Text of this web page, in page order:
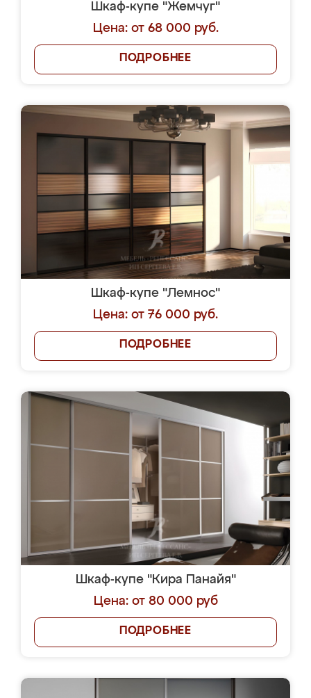
Шкаф-купе "Жемчуг"
Цена: от 68 000 руб.
ПОДРОБНЕЕ
Шкаф-купе "Лемнос"
Цена: от 76 000 руб.
ПОДРОБНЕЕ
Шкаф-купе "Кира Панайя"
Цена: от 80 000 руб
ПОДРОБНЕЕ